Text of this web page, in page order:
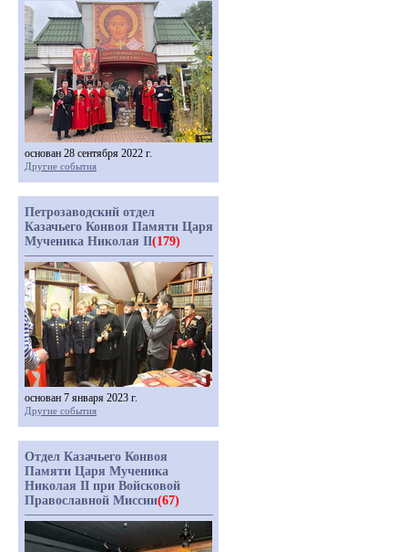
основан 28 сентября 2022 г.
Другие события
Петрозаводский отдел
Казачьего Конвоя Памяти Царя
Мученика Николая II(179)
основан 7 января 2023 г.
Другие события
Отдел Казачьего Конвоя
Памяти Царя Мученика
Николая II при Войсковой
Православной Миссии(67)